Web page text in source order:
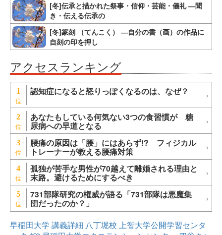
[冬]伝承と描かれた祭事・信仰・芸能・儀礼 ―聞
き・伝える伝承の
[冬]篆刻 （てんこく） ―自分の書（画）の作品に
自刻の印を押し
アクセスランキング
1 認知症になると怒りっぽくなるのは、なぜ？
2 あなたもしている何気ない3つの食習慣が 糖
尿病への早道となる
3 腰痛の原因は「腰」にはあらず!? フィジカル
トレーナーが教える腰痛対策
4 孤独が苦手な男性が70越えて離婚される理由と
末路。避けるためにするべき
5 731部隊研究の権威が語る「731部隊は悪魔集
団だったのか？」
早稲田大学 講義詳細 八丁堀校 上智大学公開学習センタ